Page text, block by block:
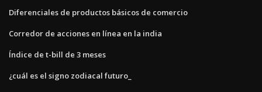
Diferenciales de productos básicos de comercio
Corredor de acciones en línea en la india
Índice de t-bill de 3 meses
¿cuál es el signo zodiacal futuro_